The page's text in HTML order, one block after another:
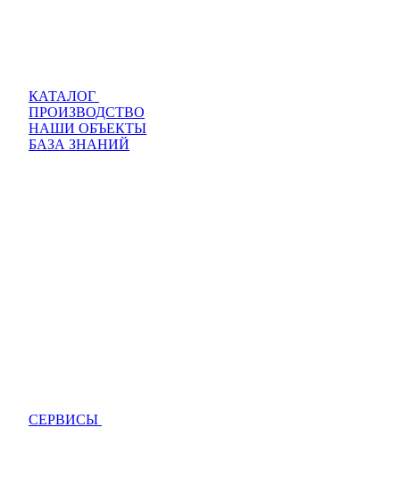
КАТАЛОГ
ПРОИЗВОДСТВО
НАШИ ОБЪЕКТЫ
БАЗА ЗНАНИЙ
СЕРВИСЫ